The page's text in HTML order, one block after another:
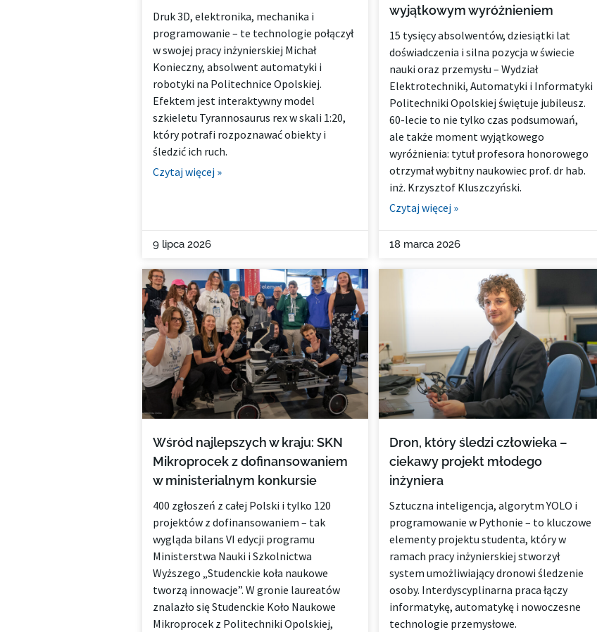
Druk 3D, elektronika, mechanika i
programowanie – te technologie połączył
w swojej pracy inżynierskiej Michał
Konieczny, absolwent automatyki i
robotyki na Politechnice Opolskiej.
Efektem jest interaktywny model
szkieletu Tyrannosaurus rex w skali 1:20,
który potrafi rozpoznawać obiekty i
śledzić ich ruch.
Czytaj więcej »
9 lipca 2026
wyjątkowym wyróżnieniem
15 tysięcy absolwentów, dziesiątki lat
doświadczenia i silna pozycja w świecie
nauki oraz przemysłu – Wydział
Elektrotechniki, Automatyki i Informatyki
Politechniki Opolskiej świętuje jubileusz.
60-lecie to nie tylko czas podsumowań,
ale także moment wyjątkowego
wyróżnienia: tytuł profesora honorowego
otrzymał wybitny naukowiec prof. dr hab.
inż. Krzysztof Kluszczyński.
Czytaj więcej »
18 marca 2026
Wśród najlepszych w kraju: SKN
Mikroprocek z dofinansowaniem
w ministerialnym konkursie
400 zgłoszeń z całej Polski i tylko 120
projektów z dofinansowaniem – tak
wygląda bilans VI edycji programu
Ministerstwa Nauki i Szkolnictwa
Wyższego „Studenckie koła naukowe
tworzą innowacje”. W gronie laureatów
znalazło się Studenckie Koło Naukowe
Mikroprocek z Politechniki Opolskiej,
Dron, który śledzi człowieka –
ciekawy projekt młodego
inżyniera
Sztuczna inteligencja, algorytm YOLO i
programowanie w Pythonie – to kluczowe
elementy projektu studenta, który w
ramach pracy inżynierskiej stworzył
system umożliwiający dronowi śledzenie
osoby. Interdyscyplinarna praca łączy
informatykę, automatykę i nowoczesne
technologie przemysłowe.